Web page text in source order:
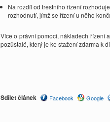
Na rozdíl od trestního řízení
rozhodnutí, jímž se řízení u něho
Více o právní pomoci, nákladech řízení
pozůstalé, který je ke stažení zdarma k
Sdílet článek Facebook Google